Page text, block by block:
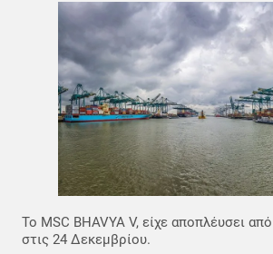
Το MSC BHAVYA V, είχε αποπλέυσει
στις 24 Δεκεμβρίου.